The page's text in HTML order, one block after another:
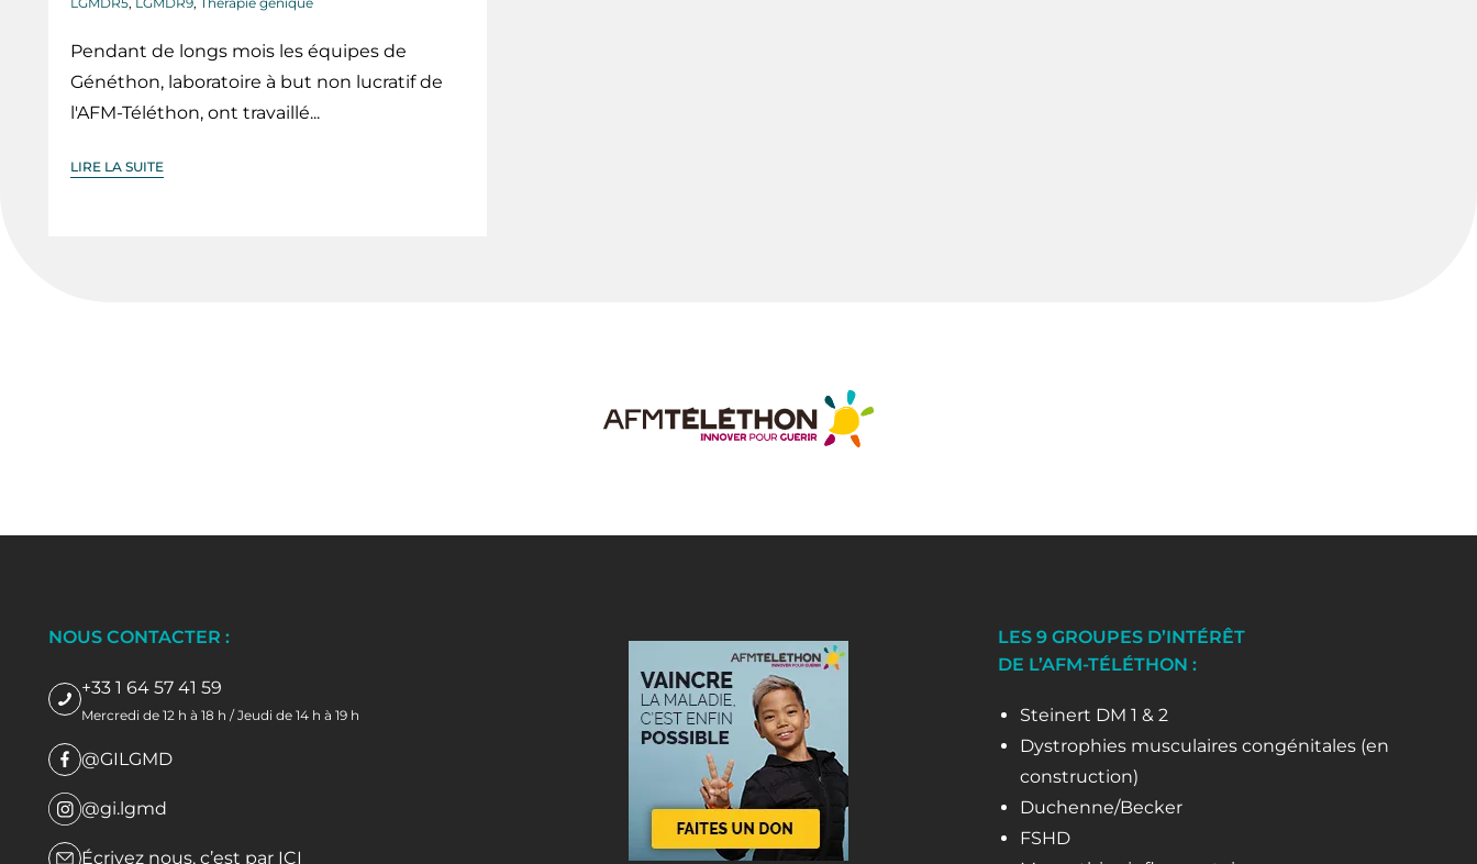
Pendant de longs mois les équipes de
Généthon, laboratoire à but non lucratif de
l'AFM-Téléthon, ont travaillé...
LIRE LA SUITE
NOUS CONTACTER :
+33 1 64 57 41 59
Mercredi de 12 h à 18 h / Jeudi de 14 h à 19 h
@GILGMD
@gi.lgmd
Écrivez nous, c’est par ICI
LES 9 GROUPES D’INTÉRÊT
DE L’AFM-TÉLÉTHON :
Steinert DM 1 & 2
Dystrophies musculaires congénitales (en
construction)
Duchenne/Becker
FSHD